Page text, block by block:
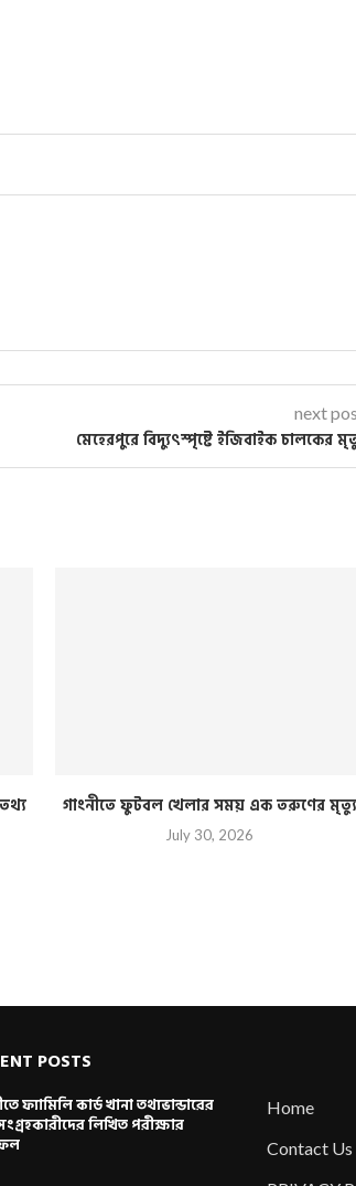
next
মেহেরপুরে বিদ্যুৎস্পৃষ্টে ইজিবাইক চালকের
গাংনীতে ফুটবল খেলার সময় এক তরুণের মৃত্যু
July 30, 2026
POSTS
ফ্যামিলি কার্ড খানা তথ্যভান্ডারের
লিখিত পরীক্ষার
Home
Contact Us